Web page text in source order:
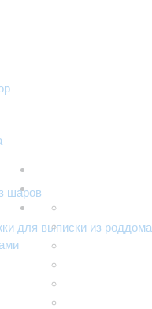
шаров
для выписки из роддома